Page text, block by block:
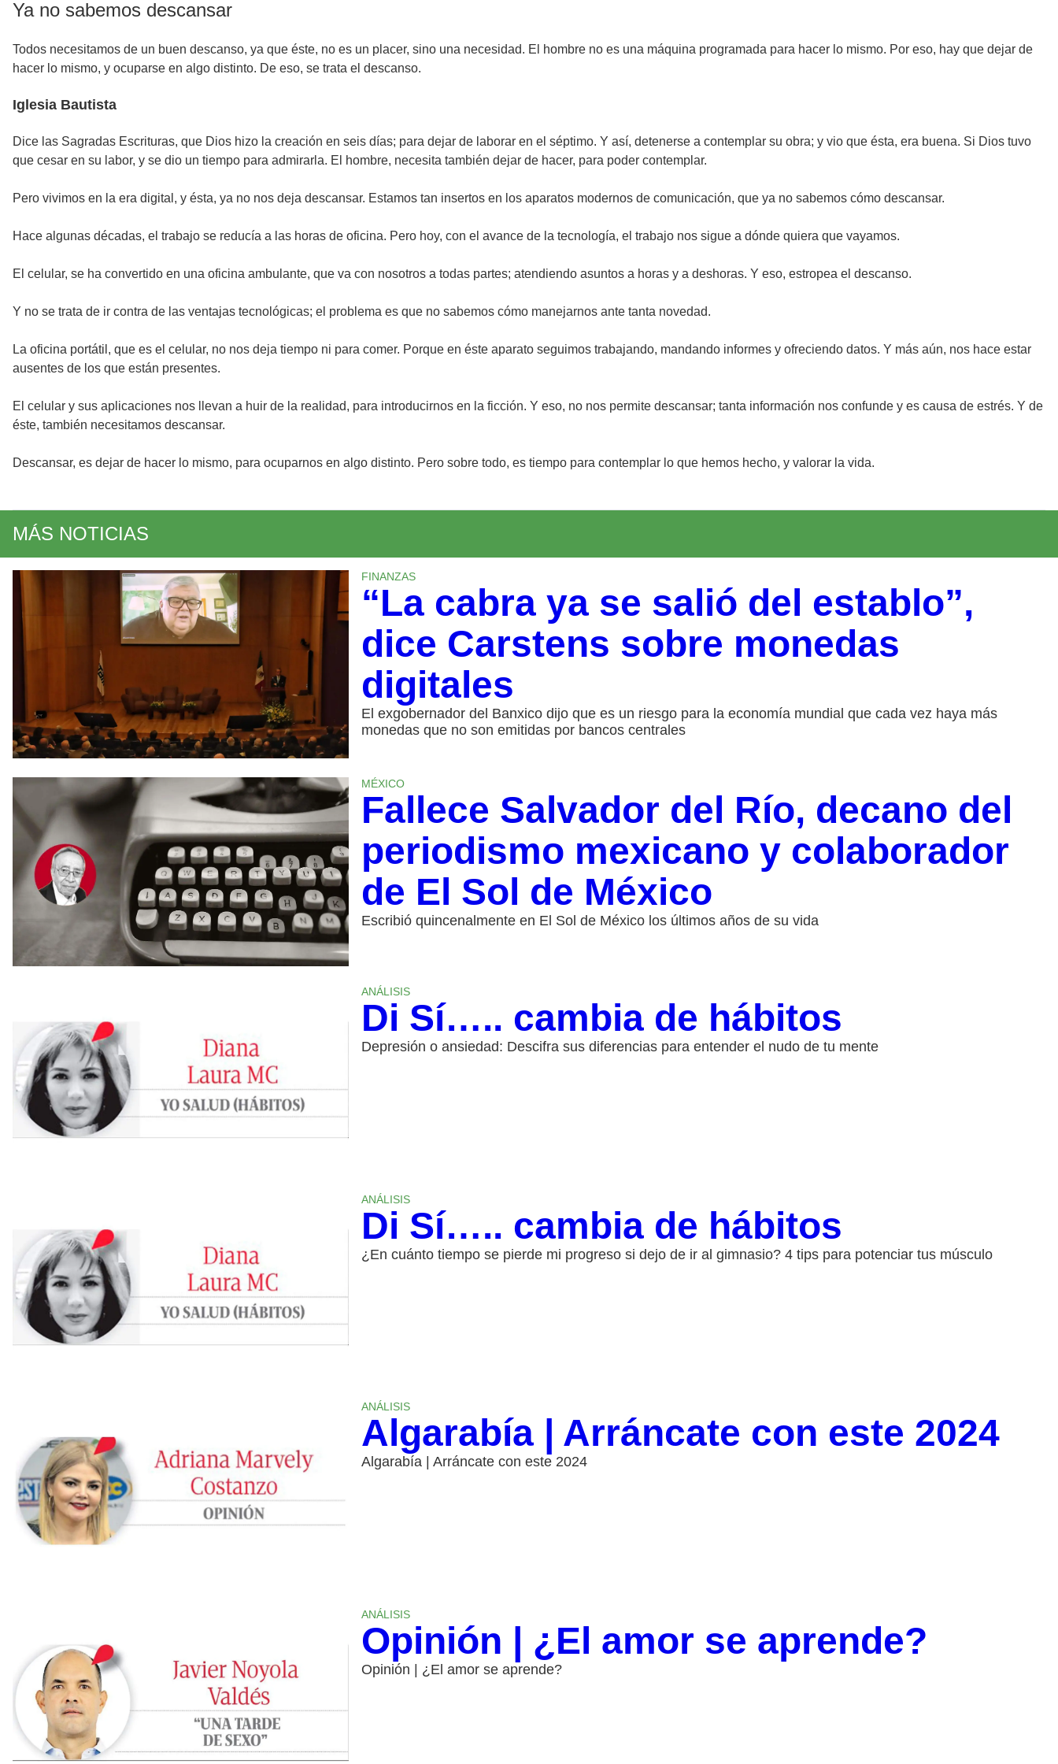
Ya no sabemos descansar
Todos necesitamos de un buen descanso, ya que éste, no es un placer, sino una necesidad. El hombre no es una máquina programada para hacer lo mismo. Por eso, hay que dejar de
hacer lo mismo, y ocuparse en algo distinto. De eso, se trata el descanso.
Iglesia Bautista
Dice las Sagradas Escrituras, que Dios hizo la creación en seis días; para dejar de laborar en el séptimo. Y así, detenerse a contemplar su obra; y vio que ésta, era buena. Si Dios tuvo
que cesar en su labor, y se dio un tiempo para admirarla. El hombre, necesita también dejar de hacer, para poder contemplar.
Pero vivimos en la era digital, y ésta, ya no nos deja descansar. Estamos tan insertos en los aparatos modernos de comunicación, que ya no sabemos cómo descansar.
Hace algunas décadas, el trabajo se reducía a las horas de oficina. Pero hoy, con el avance de la tecnología, el trabajo nos sigue a dónde quiera que vayamos.
El celular, se ha convertido en una oficina ambulante, que va con nosotros a todas partes; atendiendo asuntos a horas y a deshoras. Y eso, estropea el descanso.
Y no se trata de ir contra de las ventajas tecnológicas; el problema es que no sabemos cómo manejarnos ante tanta novedad.
La oficina portátil, que es el celular, no nos deja tiempo ni para comer. Porque en éste aparato seguimos trabajando, mandando informes y ofreciendo datos. Y más aún, nos hace estar
ausentes de los que están presentes.
El celular y sus aplicaciones nos llevan a huir de la realidad, para introducirnos en la ficción. Y eso, no nos permite descansar; tanta información nos confunde y es causa de estrés. Y de
éste, también necesitamos descansar.
Descansar, es dejar de hacer lo mismo, para ocuparnos en algo distinto. Pero sobre todo, es tiempo para contemplar lo que hemos hecho, y valorar la vida.
MÁS NOTICIAS
FINANZAS
“La cabra ya se salió del establo”,
dice Carstens sobre monedas
digitales
El exgobernador del Banxico dijo que es un riesgo para la economía mundial que cada vez haya más
monedas que no son emitidas por bancos centrales
MÉXICO
Fallece Salvador del Río, decano del
periodismo mexicano y colaborador
de El Sol de México
Escribió quincenalmente en El Sol de México los últimos años de su vida
ANÁLISIS
Di Sí….. cambia de hábitos
Depresión o ansiedad: Descifra sus diferencias para entender el nudo de tu mente
ANÁLISIS
Di Sí….. cambia de hábitos
¿En cuánto tiempo se pierde mi progreso si dejo de ir al gimnasio? 4 tips para potenciar tus músculo
ANÁLISIS
Algarabía | Arráncate con este 2024
Algarabía | Arráncate con este 2024
ANÁLISIS
Opinión | ¿El amor se aprende?
Opinión | ¿El amor se aprende?